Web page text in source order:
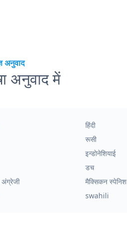
अनुवाद
अनुवाद में
हिंदी
रूसी
इन्डोनेशियाई
डच
अंग्रेजी मैक्सिकन स्पेनिश
swahili